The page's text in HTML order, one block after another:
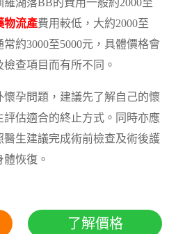
湖落BB的費用一般約2000至
物流產費用較低，大約2000至
常約3000至5000元，具體價格會
查項目而有所不同。
孕問題，建議先了解自己的懷
估適合的終止方式。同時亦應
生建議完成術前檢查及術後護
恢復。
了解價格